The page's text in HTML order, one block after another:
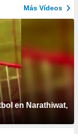
Más Vídeos
en Narathiwat,